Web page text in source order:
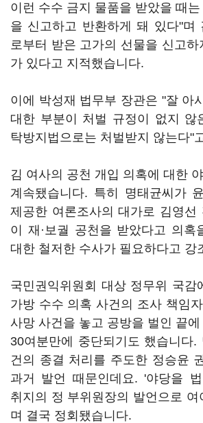
이런 수수 금지 물품을 받았을 때
을 신고하고 반환하게 돼 있다"며
로부터 받은 고가의 선물을 신고하
가 있다고 지적했습니다.
이에 박성재 법무부 장관은 "잘 아
대한 부분이 처벌 규정이 없지 않
탁방지법으로는 처벌받지 않는다"
김 여사의 공천 개입 의혹에 대한
계속됐습니다. 특히 명태균씨가
제공한 여론조사의 대가로 김영선
이 재·보궐 공천을 받았다고 의혹
대한 철저한 수사가 필요하다고 강
국민권익위원회 대상 정무위 국감
가방 수수 의혹 사건의 조사 책임
사망 사건을 놓고 공방을 벌인 끝에
30여분만에 중단되기도 했습니다
건의 종결 처리를 주도한 정승윤
과거 발언 때문인데요. '야당을
취지의 정 부위원장의 발언으로
며 결국 정회됐습니다.